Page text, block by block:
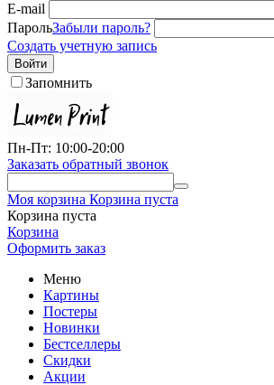
E-mail
ПарольЗабыли пароль?
Создать учетную запись
Войти
Запомнить
Пн-Пт: 10:00-20:00
Заказать обратный звонок
Моя корзина Корзина пуста
Корзина пуста
Корзина
Оформить заказ
Меню
Картины
Постеры
Новинки
Бестселлеры
Скидки
Акции